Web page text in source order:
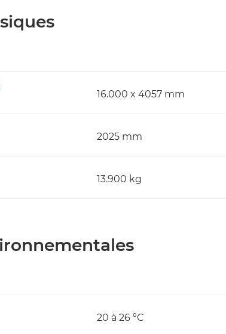
16.000 x 4057 mm
2025 mm
13.900 kg
20 à 26 °C